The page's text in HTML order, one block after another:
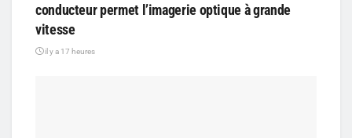
conducteur permet l’imagerie optique à grande
vitesse
il y a 17 heures